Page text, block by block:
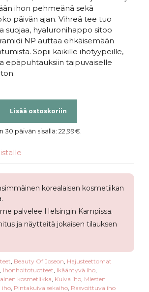
ihon pehmeänä sekä
päivän ajan. Vihreä tee tuo
suojaa, hyaluronihappo sitoo
NP auttaa ehkäisemään
Sopii kaikille ihotyypeille,
epäpuhtauksiin taipuvaiselle
Beauty
Joseon
Lisää ostoskoriin
30 päivän sisällä: 22,99€.
korealaisen kosmetiikan
palvelee Helsingin Kampissa.
ja näytteitä jokaisen tilauksen
Beauty Of Joseon Hajusteettomat
Ihonhoitotuotteet Ikääntyvä iho
kosmetiikka Kuiva iho Miesten
iho Pintakuiva sekaiho Rasvoittuva iho